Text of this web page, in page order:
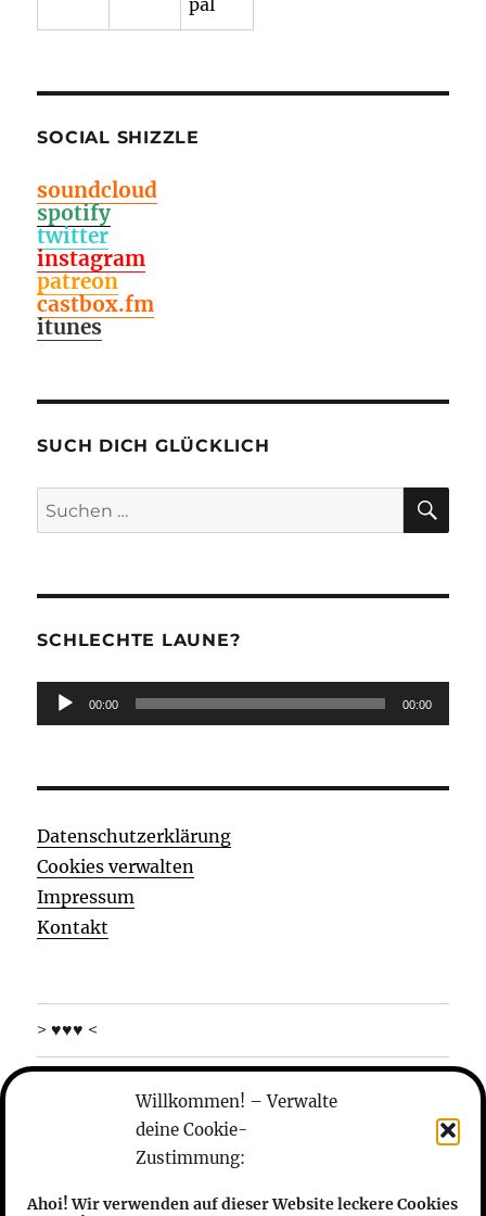
Willkommen! – Verwalte
deine Cookie-
Zustimmung:
Ahoi! Wir verwenden auf dieser Website leckere Cookies
SOCIAL SHIZZLE
soundcloud
spotify
twitter
instagram
patreon
castbox.fm
itunes
SUCH DICH GLÜCKLICH
Suchen
nach:
SCHLECHTE LAUNE?
Audio-
Player
00:00 00:00
Datenschutzerklärung
Cookies verwalten
Impressum
Kontakt
> ♥♥♥ <
wer sind die